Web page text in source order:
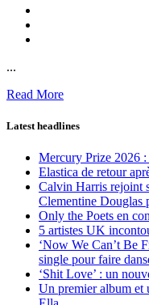
...
Read More
Latest headlines
Mercury Prize 2026 :
Elastica de retour
Calvin Harris rejoint
Clementine Douglas
Only the Poets en
5 artistes UK
‘Now We Can’t Be
single pour faire
‘Shit Love’ : un
Un premier album et